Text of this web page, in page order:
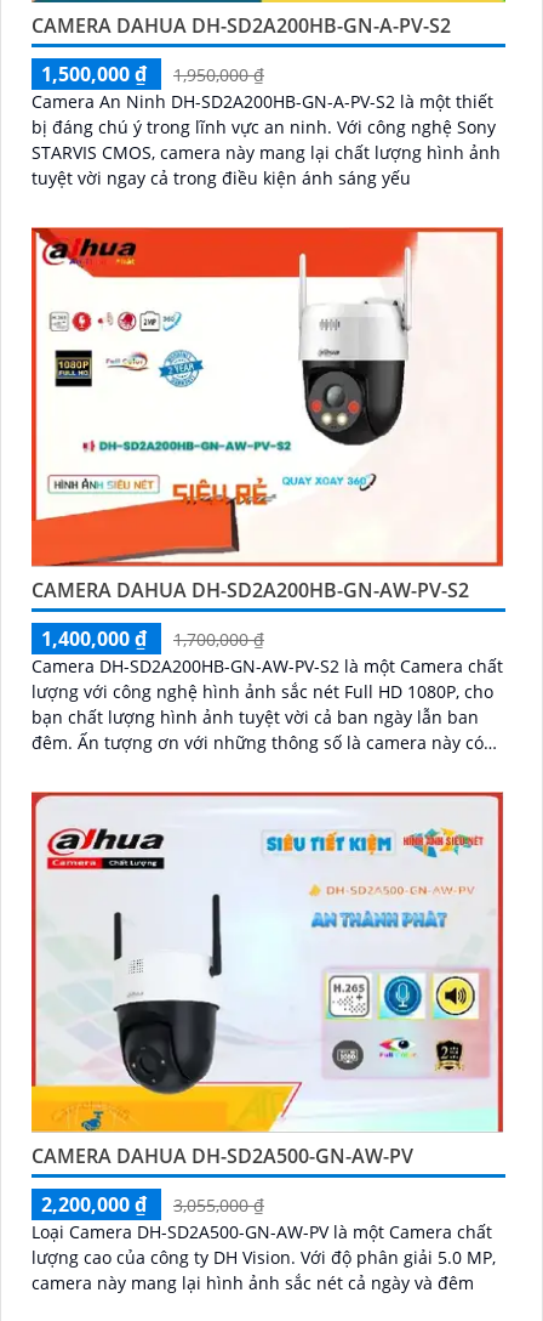
CAMERA DAHUA DH-SD2A200HB-GN-A-PV-S2
1,500,000 ₫
1,950,000 ₫
Camera An Ninh DH-SD2A200HB-GN-A-PV-S2 là một thiết
bị đáng chú ý trong lĩnh vực an ninh. Với công nghệ Sony
STARVIS CMOS, camera này mang lại chất lượng hình ảnh
tuyệt vời ngay cả trong điều kiện ánh sáng yếu
CAMERA DAHUA DH-SD2A200HB-GN-AW-PV-S2
1,400,000 ₫
1,700,000 ₫
Camera DH-SD2A200HB-GN-AW-PV-S2 là một Camera chất
lượng với công nghệ hình ảnh sắc nét Full HD 1080P, cho
bạn chất lượng hình ảnh tuyệt vời cả ban ngày lẫn ban
đêm. Ấn tượng ơn với những thông số là camera này có
cách 30m vào ban đêm
CAMERA DAHUA DH-SD2A500-GN-AW-PV
2,200,000 ₫
3,055,000 ₫
Loại Camera DH-SD2A500-GN-AW-PV là một Camera chất
lượng cao của công ty DH Vision. Với độ phân giải 5.0 MP,
camera này mang lại hình ảnh sắc nét cả ngày và đêm